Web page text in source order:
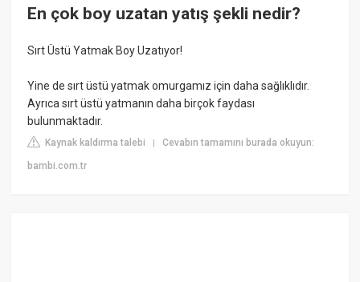
En çok boy uzatan yatış şekli nedir?
Sırt Üstü Yatmak Boy Uzatıyor!
Yine de sırt üstü yatmak omurgamız için daha sağlıklıdır.
Ayrıca sırt üstü yatmanın daha birçok faydası
bulunmaktadır.
Kaynak kaldırma talebi |Cevabın tamamını burada okuyun:
bambi.com.tr